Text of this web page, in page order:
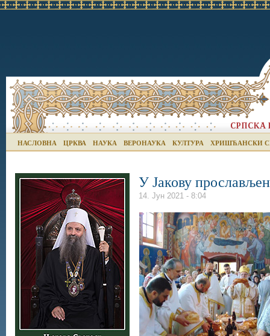
НАСЛОВНА ЦРКВА НАУКА ВЕРОНАУКА КУЛТУРА ХРИШЋАНСКИ
У Јакову
14. Јун 2021 - 8:04